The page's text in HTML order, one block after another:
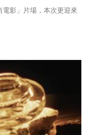
影」片場，本次更迎來